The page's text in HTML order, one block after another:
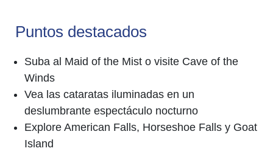
Puntos destacados
Suba al Maid of the Mist o visite Cave of the
Winds
Vea las cataratas iluminadas en un
deslumbrante espectáculo nocturno
Explore American Falls, Horseshoe Falls y Goat
Island